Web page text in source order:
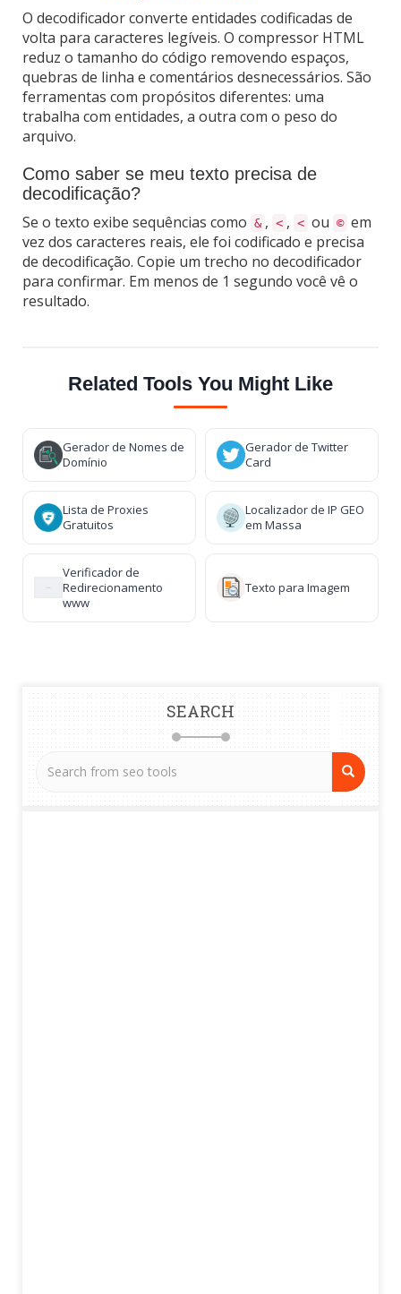
O decodificador converte entidades codificadas de
volta para caracteres legíveis. O compressor HTML
reduz o tamanho do código removendo espaços,
quebras de linha e comentários desnecessários. São
ferramentas com propósitos diferentes: uma
trabalha com entidades, a outra com o peso do
arquivo.
Como saber se meu texto precisa de
decodificação?
Se o texto exibe sequências como & , < , < ou © em
vez dos caracteres reais, ele foi codificado e precisa
de decodificação. Copie um trecho no decodificador
para confirmar. Em menos de 1 segundo você vê o
resultado.
Related Tools You Might Like
Gerador de Nomes de
Domínio
Gerador de Twitter
Card
Lista de Proxies
Gratuitos
Localizador de IP GEO
em Massa
Verificador de
Redirecionamento
www
Texto para Imagem
SEARCH